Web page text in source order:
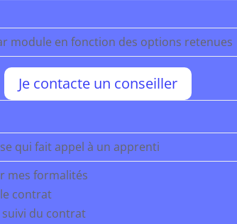
module en fonction des options retenues
Je contacte un conseiller
qui fait appel à un apprenti
mes formalités
contrat
suivi du contrat